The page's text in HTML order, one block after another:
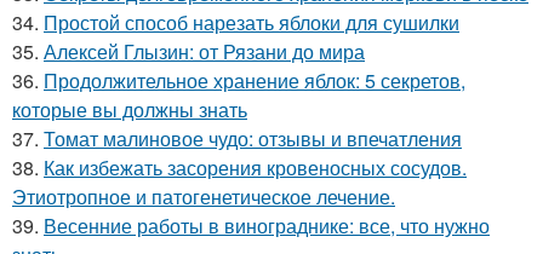
34. Простой способ нарезать яблоки для сушилки
35. Алексей Глызин: от Рязани до мира
36. Продолжительное хранение яблок: 5 секретов,
которые вы должны знать
37. Томат малиновое чудо: отзывы и впечатления
38. Как избежать засорения кровеносных сосудов.
Этиотропное и патогенетическое лечение.
39. Весенние работы в винограднике: все, что нужно